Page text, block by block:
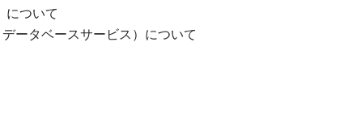
について
ータベースサービス）について